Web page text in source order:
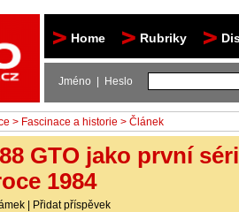
Home Rubriky
Jméno | Heslo
> Fascinace a historie > Článek
GTO jako první
1984
| Přidat příspěvek